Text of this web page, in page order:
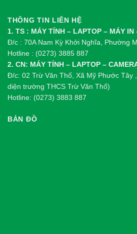
THÔNG TIN LIÊN HỆ
1. TS : MÁY TÍNH – LAPTOP – MÁY IN
Đ/c : 70A Nam Kỳ Khởi Nghĩa, Phường
Hotline : (0273) 3885 887
2. CN: MÁY TÍNH – LAPTOP –
Đ/c: 02 Trừ Văn Thố, Xã Mỹ Phước Tây
diện trường THCS Trừ Văn Thố)
Hotline: (0273) 3883 887
BẢN ĐỒ